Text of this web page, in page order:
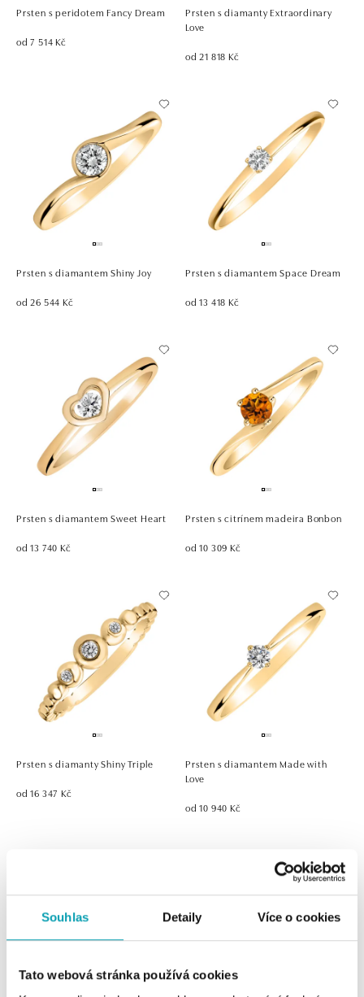
Souhlas Detaily Více o cookies
Tato webová stránka používá cookies
Prsten s peridotem Fancy Dream
od 7 514 Kč
Prsten s diamanty Extraordinary
Love
od 21 818 Kč
Prsten s diamantem Shiny Joy
od 26 544 Kč
Prsten s diamantem Space Dream
od 13 418 Kč
Prsten s diamantem Sweet Heart
od 13 740 Kč
Prsten s citrínem madeira Bonbon
od 10 309 Kč
Prsten s diamanty Shiny Triple
od 16 347 Kč
Prsten s diamantem Made with
Love
od 10 940 Kč